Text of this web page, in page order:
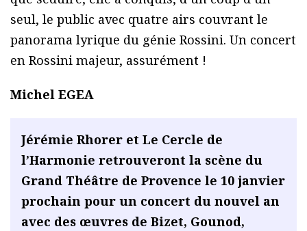
seul, le public avec quatre airs couvrant le
panorama lyrique du génie Rossini. Un concert
en Rossini majeur, assurément !
Michel EGEA
Jérémie Rhorer et Le Cercle de
l’Harmonie retrouveront la scène du
Grand Théâtre de Provence le 10 janvier
prochain pour un concert du nouvel an
avec des œuvres de Bizet, Gounod,